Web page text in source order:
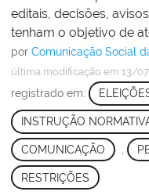
editais, decisões,
tenham o objetivo de
por Comunicação Social
última modificação em 13/
registrado em:
INSTRUÇÃO
COMUNICAÇÃO
RESTRIÇÕES